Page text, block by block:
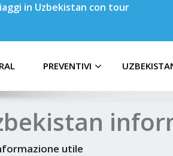
in Uzbekistan con tour
PREVENTIVI
utile